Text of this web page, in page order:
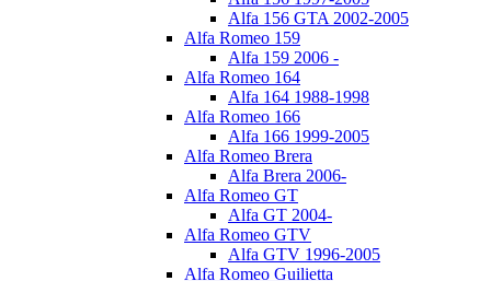
Alfa 156 GTA 2002-2005
Alfa Romeo 159
Alfa 159 2006 -
Alfa Romeo 164
Alfa 164 1988-1998
Alfa Romeo 166
Alfa 166 1999-2005
Alfa Romeo Brera
Alfa Brera 2006-
Alfa Romeo GT
Alfa GT 2004-
Alfa Romeo GTV
Alfa GTV 1996-2005
Alfa Romeo Guilietta